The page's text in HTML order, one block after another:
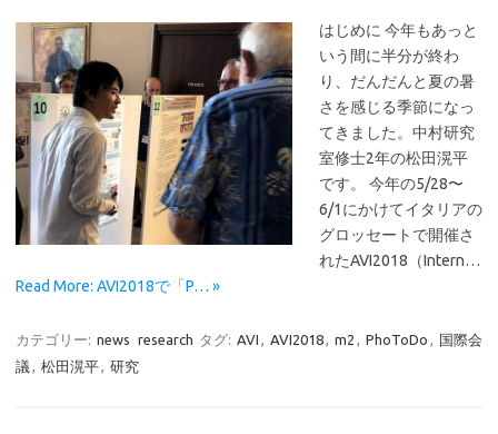
はじめに 今年もあっと
いう間に半分が終わ
り、だんだんと夏の暑
さを感じる季節になっ
てきました。中村研究
室修士2年の松田滉平
です。 今年の5/28〜
6/1にかけてイタリアの
グロッセートで開催さ
れたAVI2018（Intern…
Read More: AVI2018で「P… »
カテゴリー: news research タグ: AVI AVI2018 m2 PhoToDo
国際会
議
松田滉平 研究